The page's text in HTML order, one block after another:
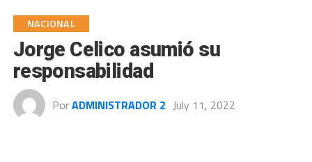
NACIONAL
Jorge Celico asumió su
responsabilidad
PorADMINISTRADOR 2 July 11, 2022